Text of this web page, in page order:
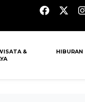
&
HIBURAN